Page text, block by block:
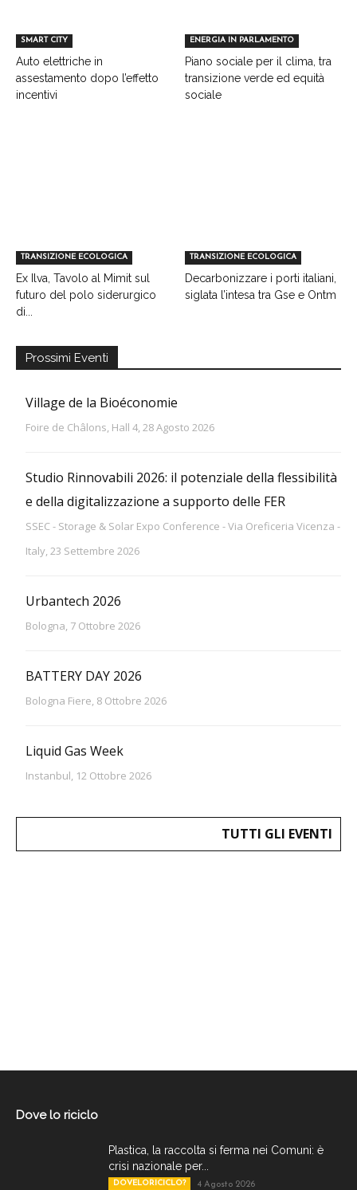
SMART CITY
Auto elettriche in
assestamento dopo l’effetto
incentivi
ENERGIA IN PARLAMENTO
Piano sociale per il clima, tra
transizione verde ed equità
sociale
TRANSIZIONE ECOLOGICA
Ex Ilva, Tavolo al Mimit sul
futuro del polo siderurgico
di...
TRANSIZIONE ECOLOGICA
Decarbonizzare i porti italiani,
siglata l’intesa tra Gse e Ontm
Prossimi Eventi
Village de la Bioéconomie
Foire de Châlons, Hall 4, 28 Agosto 2026
Studio Rinnovabili 2026: il potenziale della flessibilità
e della digitalizzazione a supporto delle FER
SSEC - Storage & Solar Expo Conference - Via Oreficeria Vicenza -
Italy, 23 Settembre 2026
Urbantech 2026
Bologna, 7 Ottobre 2026
BATTERY DAY 2026
Bologna Fiere, 8 Ottobre 2026
Liquid Gas Week
Instanbul, 12 Ottobre 2026
TUTTI GLI EVENTI
Dove lo riciclo
Plastica, la raccolta si ferma nei Comuni: è
crisi nazionale per...
DOVELORICICLO? 4 Agosto 2026